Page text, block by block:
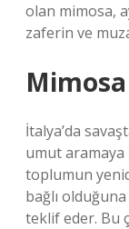
olan mimosa,
zaferin ve
İtalya’da
umut aramaya
toplumun
bağlı
teklif eder. Bu